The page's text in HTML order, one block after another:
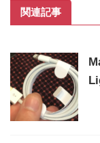
関連記事